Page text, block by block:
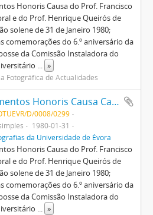
Honoris Causa do Prof. Francisco
e do Prof. Henrique Queirós de
solene de 31 de Janeiro 1980;
comemorações do 6.º aniversário da
da Comissão Instaladora do
... »
Fotográfica de Actualidades
Doutoramentos Honoris Causa Caldeira Cabral e Henrique de Barros
D/0008/0299
1980-01-31
da Universidade de Évora
Honoris Causa do Prof. Francisco
e do Prof. Henrique Queirós de
solene de 31 de Janeiro 1980;
comemorações do 6.º aniversário da
da Comissão Instaladora do
... »